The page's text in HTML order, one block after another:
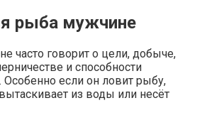
рыба мужчине
часто говорит о цели, добыче,
и способности
Особенно если он ловит рыбу,
из воды или несёт